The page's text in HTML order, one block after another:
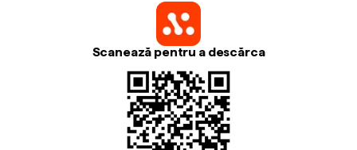
Scanează pentru a descărca